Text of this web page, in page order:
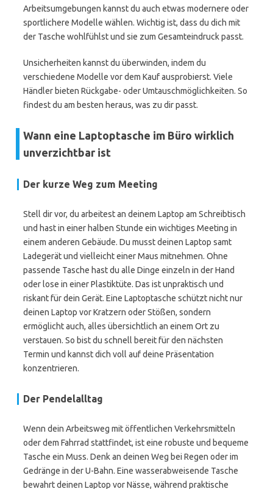
Arbeitsumgebungen kannst du auch etwas modernere oder
sportlichere Modelle wählen. Wichtig ist, dass du dich mit
der Tasche wohlfühlst und sie zum Gesamteindruck passt.
Unsicherheiten kannst du überwinden, indem du
verschiedene Modelle vor dem Kauf ausprobierst. Viele
Händler bieten Rückgabe- oder Umtauschmöglichkeiten. So
findest du am besten heraus, was zu dir passt.
Wann eine Laptoptasche im Büro wirklich
unverzichtbar ist
Der kurze Weg zum Meeting
Stell dir vor, du arbeitest an deinem Laptop am Schreibtisch
und hast in einer halben Stunde ein wichtiges Meeting in
einem anderen Gebäude. Du musst deinen Laptop samt
Ladegerät und vielleicht einer Maus mitnehmen. Ohne
passende Tasche hast du alle Dinge einzeln in der Hand
oder lose in einer Plastiktüte. Das ist unpraktisch und
riskant für dein Gerät. Eine Laptoptasche schützt nicht nur
deinen Laptop vor Kratzern oder Stößen, sondern
ermöglicht auch, alles übersichtlich an einem Ort zu
verstauen. So bist du schnell bereit für den nächsten
Termin und kannst dich voll auf deine Präsentation
konzentrieren.
Der Pendelalltag
Wenn dein Arbeitsweg mit öffentlichen Verkehrsmitteln
oder dem Fahrrad stattfindet, ist eine robuste und bequeme
Tasche ein Muss. Denk an deinen Weg bei Regen oder im
Gedränge in der U-Bahn. Eine wasserabweisende Tasche
bewahrt deinen Laptop vor Nässe, während praktische